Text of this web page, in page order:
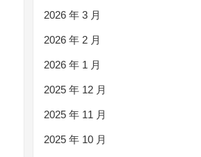
2026 年 3 月
2026 年 2 月
2026 年 1 月
2025 年 12 月
2025 年 11 月
2025 年 10 月